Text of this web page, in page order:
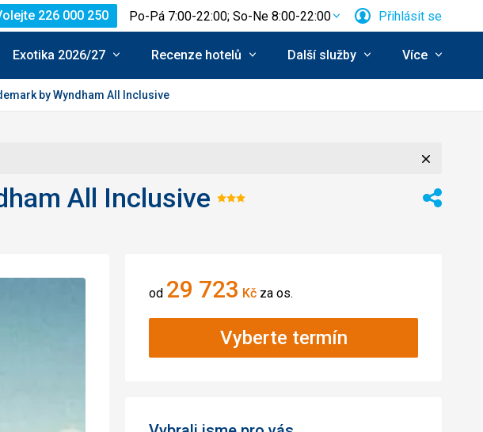
226 000 250 Po-Pá 7:00-22:00; So-Ne 8:00-22:00 Přihlásit se
Exotika 2026/27 Recenze hotelů Další služby Více
by Wyndham All Inclusive
All Inclusive Hodnocení:
Sdílet
od 29 723 Kč za os.
Vyberte termín